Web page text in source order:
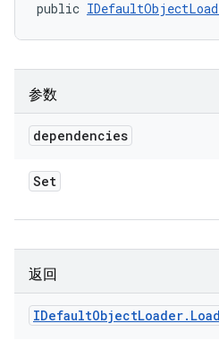
public
参数
dependencies
Set
返回
IDefaultObjectLoader.